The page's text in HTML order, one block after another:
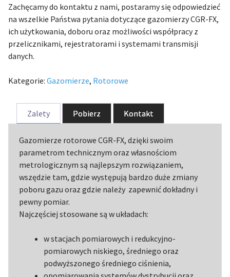
Zachęcamy do kontaktu z nami, postaramy się odpowiedzieć
na wszelkie Państwa pytania dotyczące gazomierzy CGR-FX,
ich użytkowania, doboru oraz możliwości współpracy z
przelicznikami, rejestratorami i systemami transmisji
danych.
Kategorie: Gazomierze, Rotorowe
Zalety Pobierz Kontakt
Gazomierze rotorowe CGR-FX, dzięki swoim
parametrom technicznym oraz własnościom
metrologicznym są najlepszym rozwiązaniem,
wszędzie tam, gdzie występują bardzo duże zmiany
poboru gazu oraz gdzie należy zapewnić dokładny i
pewny pomiar.
Najczęściej stosowane są w układach:
w stacjach pomiarowych i redukcyjno-
pomiarowych niskiego, średniego oraz
podwyższonego średniego ciśnienia,